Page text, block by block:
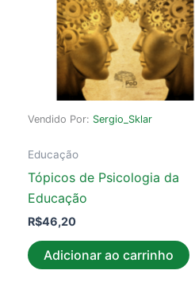
Vendido Por: Sergio_Sklar
Educação
Tópicos de Psicologia da
Educação
R$46,20
Adicionar ao carrinho